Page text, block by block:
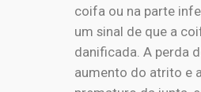
coifa ou na parte
um sinal de que a
danificada. A perda
aumento do atrito e